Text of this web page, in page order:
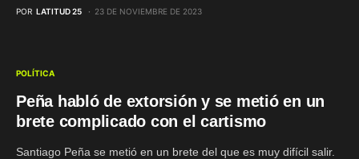
POR LATITUD 25 23 DE NOVIEMBRE DE 2023
POLÍTICA
Peña habló de extorsión y se metió en un
brete complicado con el cartismo
Santiago Peña se metió en un brete del que es muy difícil salir.